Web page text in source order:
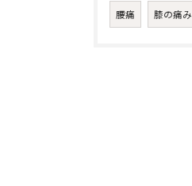
腰痛 膝の痛み